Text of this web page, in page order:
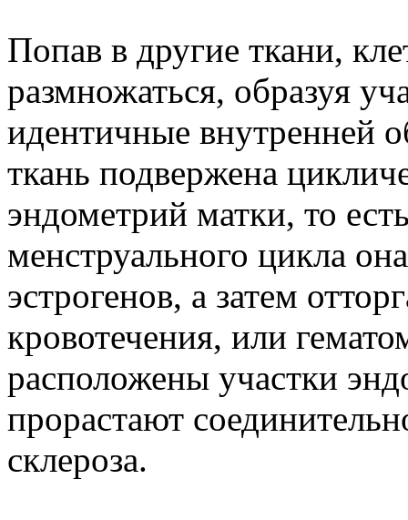
Попав в другие ткани,
размножаться, образуя
идентичные внутренней
ткань подвержена
эндометрий матки, то
менструального цикла
эстрогенов, а затем
кровотечения, или
расположены участки
прорастают
склероза.